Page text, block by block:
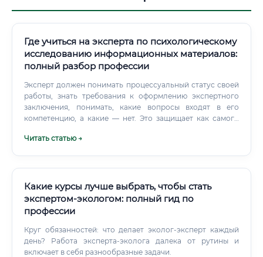
Где учиться на эксперта по психологическому
исследованию информационных материалов:
полный разбор профессии
Эксперт должен понимать процессуальный статус своей
работы, знать требования к оформлению экспертного
заключения, понимать, какие вопросы входят в его
компетенцию, а какие — нет. Это защищает как самого
семантики, прагматики, дискурс-анализа, риторики —
Читать статью →
Какие курсы лучше выбрать, чтобы стать
экспертом-экологом: полный гид по
профессии
Круг обязанностей: что делает эколог-эксперт каждый
день? Работа эксперта-эколога далека от рутины и
включает в себя разнообразные задачи.